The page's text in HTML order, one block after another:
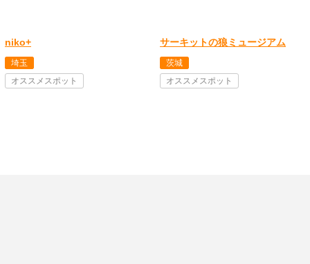
niko+
埼玉
オススメスポット
サーキットの狼ミュージアム
茨城
オススメスポット